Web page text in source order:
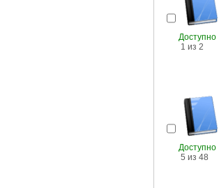
Доступно
1 из 2
Доступно
5 из 48